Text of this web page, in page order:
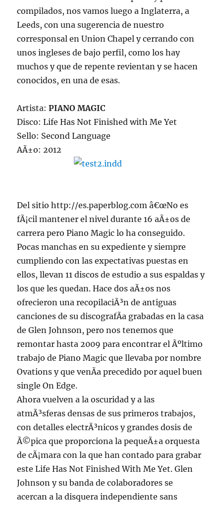
compilados, nos vamos luego a Inglaterra, a
Leeds, con una sugerencia de nuestro
corresponsal en Union Chapel y cerrando con
unos ingleses de bajo perfil, como los hay
muchos y que de repente revientan y se hacen
conocidos, en una de esas.
Artista:PIANO MAGIC
Disco: Life Has Not Finished with Me Yet
Sello: Second Language
AÃ±o: 2012
Del sitio http://es.paperblog.com â€œNo es
fÃ¡cil mantener el nivel durante 16 aÃ±os de
carrera pero Piano Magic lo ha conseguido.
Pocas manchas en su expediente y siempre
cumpliendo con las expectativas puestas en
ellos, llevan 11 discos de estudio a sus espaldas y
los que les quedan. Hace dos aÃ±os nos
ofrecieron una recopilaciÃ³n de antiguas
canciones de su discografÃ­a grabadas en la casa
de Glen Johnson, pero nos tenemos que
remontar hasta 2009 para encontrar el Ãºltimo
trabajo de Piano Magic que llevaba por nombre
Ovations y que venÃ­a precedido por aquel buen
single On Edge.
Ahora vuelven a la oscuridad y a las
atmÃ³sferas densas de sus primeros trabajos,
con detalles electrÃ³nicos y grandes dosis de
Ã©pica que proporciona la pequeÃ±a orquesta
de cÃ¡mara con la que han contado para grabar
este Life Has Not Finished With Me Yet. Glen
Johnson y su banda de colaboradores se
acercan a la disquera independiente sans